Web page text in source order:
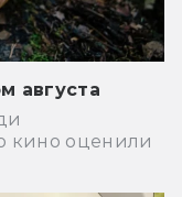
августа
кино оценили